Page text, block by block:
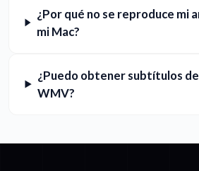
¿Por qué no se reproduce mi
mi Mac?
¿Puedo obtener subtítulos
WMV?